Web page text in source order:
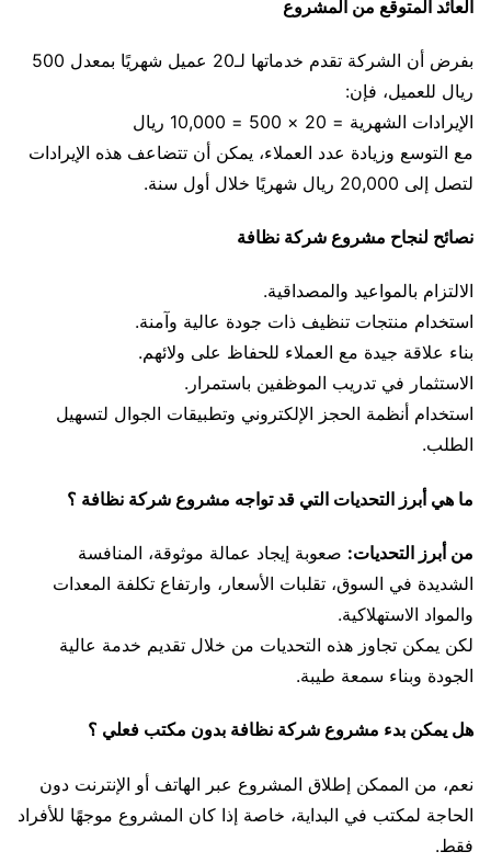
العائد المتوقع من المشروع
بفرض أن الشركة تقدم خدماتها لـ20 عميل شهريًا بمعدل 500
ريال للعميل، فإن:
الإيرادات الشهرية = 20 × 500 = 10,000 ريال
مع التوسع وزيادة عدد العملاء، يمكن أن تتضاعف هذه الإيرادات
لتصل إلى 20,000 ريال شهريًا خلال أول سنة.
نصائح لنجاح مشروع شركة نظافة
الالتزام بالمواعيد والمصداقية.
استخدام منتجات تنظيف ذات جودة عالية وآمنة.
بناء علاقة جيدة مع العملاء للحفاظ على ولائهم.
الاستثمار في تدريب الموظفين باستمرار.
استخدام أنظمة الحجز الإلكتروني وتطبيقات الجوال لتسهيل
الطلب.
ما هي أبرز التحديات التي قد تواجه مشروع شركة نظافة ؟
من أبرز التحديات: صعوبة إيجاد عمالة موثوقة، المنافسة
الشديدة في السوق، تقلبات الأسعار، وارتفاع تكلفة المعدات
والمواد الاستهلاكية.
لكن يمكن تجاوز هذه التحديات من خلال تقديم خدمة عالية
الجودة وبناء سمعة طيبة.
هل يمكن بدء مشروع شركة نظافة بدون مكتب فعلي ؟
نعم، من الممكن إطلاق المشروع عبر الهاتف أو الإنترنت دون
الحاجة لمكتب في البداية، خاصة إذا كان المشروع موجهًا للأفراد
فقط.